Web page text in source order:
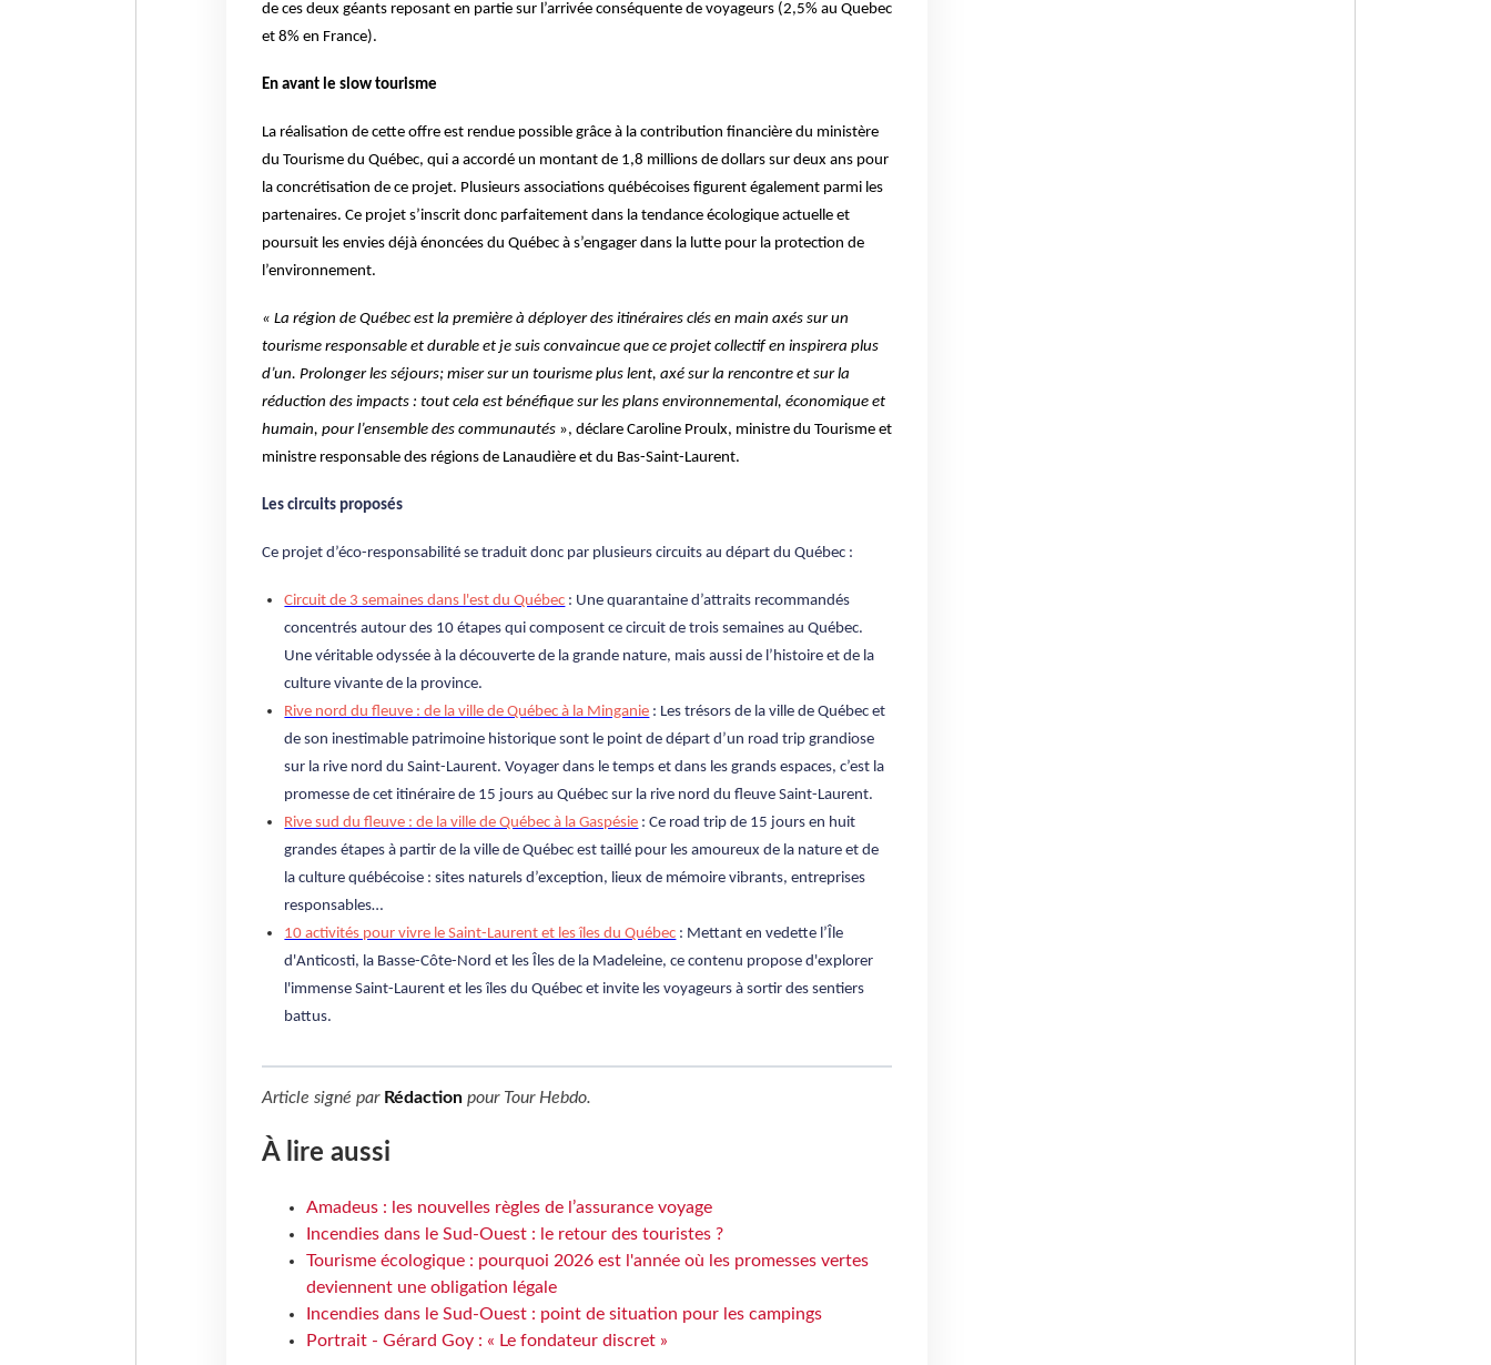
de ces deux géants reposant en partie sur l’arrivée conséquente de voyageurs (2,5% au Quebec
et 8% en France).
En avant le slow tourisme
La réalisation de cette offre est rendue possible grâce à la contribution financière du ministère
du Tourisme du Québec, qui a accordé un montant de 1,8 millions de dollars sur deux ans pour
la concrétisation de ce projet. Plusieurs associations québécoises figurent également parmi les
partenaires. Ce projet s’inscrit donc parfaitement dans la tendance écologique actuelle et
poursuit les envies déjà énoncées du Québec à s’engager dans la lutte pour la protection de
l’environnement.
« La région de Québec est la première à déployer des itinéraires clés en main axés sur un
tourisme responsable et durable et je suis convaincue que ce projet collectif en inspirera plus
d’un. Prolonger les séjours; miser sur un tourisme plus lent, axé sur la rencontre et sur la
réduction des impacts : tout cela est bénéfique sur les plans environnemental, économique et
humain, pour l’ensemble des communautés», déclare Caroline Proulx, ministre du Tourisme et
ministre responsable des régions de Lanaudière et du Bas-Saint-Laurent.
Les circuits proposés
Ce projet d’éco-responsabilité se traduit donc par plusieurs circuits au départ du Québec :
Circuit de 3 semaines dans l'est du Québec : Une quarantaine d’attraits recommandés
concentrés autour des 10 étapes qui composent ce circuit de trois semaines au Québec.
Une véritable odyssée à la découverte de la grande nature, mais aussi de l’histoire et de la
culture vivante de la province.
Rive nord du fleuve : de la ville de Québec à la Minganie : Les trésors de la ville de Québec et
de son inestimable patrimoine historique sont le point de départ d’un road trip grandiose
sur la rive nord du Saint-Laurent. Voyager dans le temps et dans les grands espaces, c’est la
promesse de cet itinéraire de 15 jours au Québec sur la rive nord du fleuve Saint-Laurent.
Rive sud du fleuve : de la ville de Québec à la Gaspésie : Ce road trip de 15 jours en huit
grandes étapes à partir de la ville de Québec est taillé pour les amoureux de la nature et de
la culture québécoise : sites naturels d’exception, lieux de mémoire vibrants, entreprises
responsables…
10 activités pour vivre le Saint-Laurent et les îles du Québec : Mettant en vedette l’Île
d'Anticosti, la Basse-Côte-Nord et les Îles de la Madeleine, ce contenu propose d'explorer
l'immense Saint-Laurent et les îles du Québec et invite les voyageurs à sortir des sentiers
battus.
Article signé par Rédactionpour Tour Hebdo.
À lire aussi
Amadeus : les nouvelles règles de l’assurance voyage
Incendies dans le Sud-Ouest : le retour des touristes ?
Tourisme écologique : pourquoi 2026 est l'année où les promesses vertes
deviennent une obligation légale
Incendies dans le Sud-Ouest : point de situation pour les campings
Portrait - Gérard Goy : « Le fondateur discret »